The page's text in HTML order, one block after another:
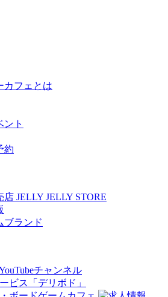
カフェとは
ント
約
JELLY JELLY STORE
ブランド